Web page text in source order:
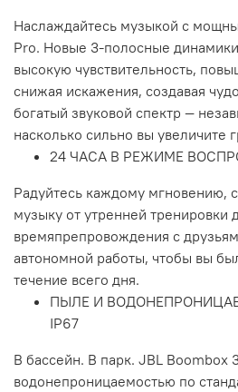
Наслаждайтесь музыкой с
Pro. Новые 3-полосные
высокую чувствительность,
снижая искажения, создавая
богатый звуковой спектр —
насколько сильно вы увеличите
24 ЧАСА В РЕЖИМЕ
Радуйтесь каждому мгновению,
музыку от утренней тренировки
времяпрепровождения с
автономной работы, чтобы вы
течение всего дня.
ПЫЛЕ И
IP67
В бассейн. В парк. JBL Boombox
водонепроницаемостью по